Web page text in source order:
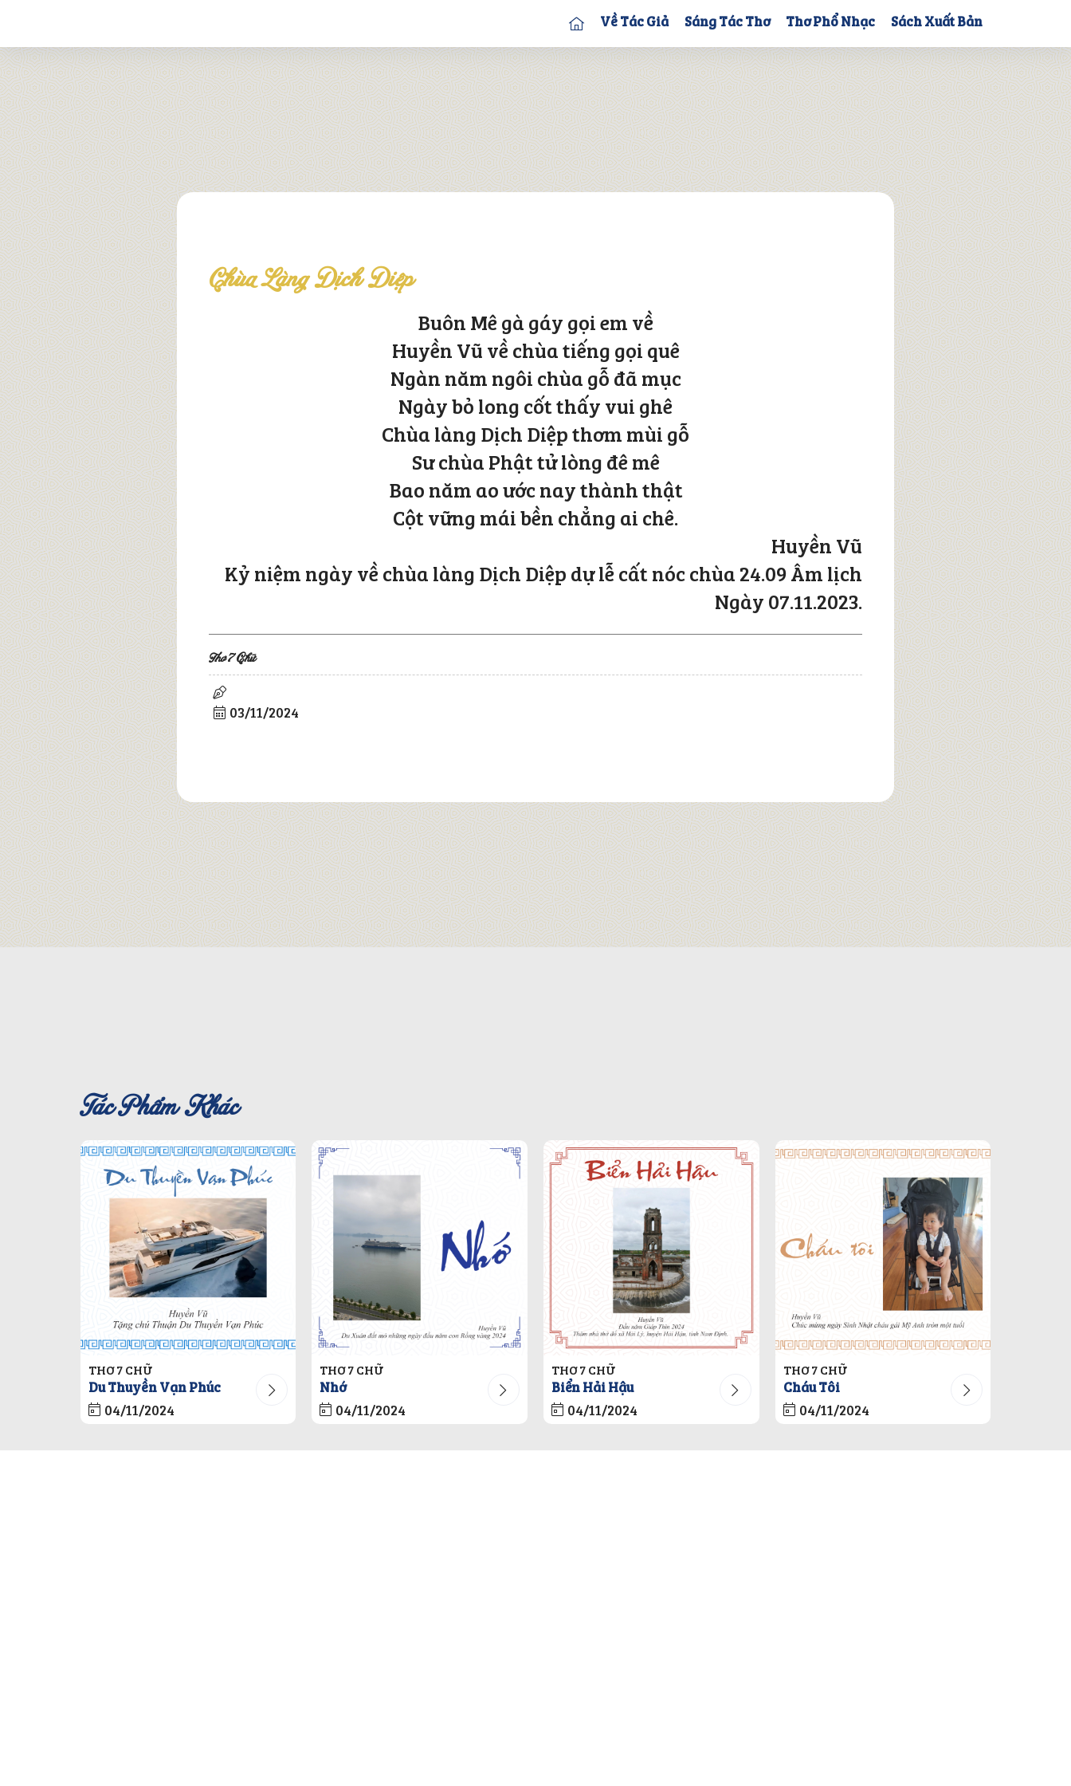
Về Tác Giả Sáng Tác Thơ Thơ Phổ Nhạc Sách Xuất Bản
Chùa Làng Dịch Diệp
Buôn Mê gà gáy gọi em về
Huyền Vũ về chùa tiếng gọi quê
Ngàn năm ngôi chùa gỗ đã mục
Ngày bỏ long cốt thấy vui ghê
Chùa làng Dịch Diệp thơm mùi gỗ
Sư chùa Phật tử lòng đê mê
Bao năm ao ước nay thành thật
Cột vững mái bền chẳng ai chê.
Huyền Vũ
Kỷ niệm ngày về chùa làng Dịch Diệp dự lễ cất nóc chùa 24.09 Âm lịch
Ngày 07.11.2023.
Thơ 7 Chữ
03/11/2024
Tác Phẩm Khác
THƠ 7 CHỮ
Du Thuyền Vạn Phúc
04/11/2024
THƠ 7 CHỮ
Nhớ
04/11/2024
THƠ 7 CHỮ
Biển Hải Hậu
04/11/2024
THƠ 7 CHỮ
Cháu Tôi
04/11/2024